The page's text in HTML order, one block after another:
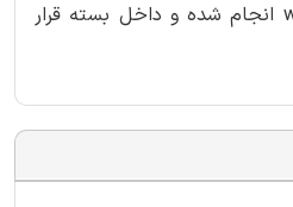
در 7 صفحه در فایل word انجام شده و داخل بسته قرار